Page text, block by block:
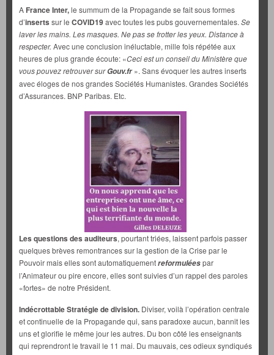
A France Inter,le summum de la Propagande se fait sous formes
d’inserts sur le COVID19avec toutes les pubs gouvernementales. Se
laver les mains. Les masques. Ne pas se frotter les yeux. Distance à
respecter. Avec une conclusion inéluctable, mille fois répétée aux
heures de plus grande écoute: «Ceci est un conseil du Ministère que
vous pouvez retrouver surGouv.fr». Sans évoquer les autres inserts
avec éloges de nos grandes Sociétés Humanistes. Grandes Sociétés
d’Assurances. BNP Paribas. Etc.
Les questions des auditeurs, pourtant triées, laissent parfois passer
quelques brèves remontrances sur la gestion de la Crise par le
Pouvoir mais elles sont automatiquementreformuléespar
l’Animateur ou pire encore, elles sont suivies d’un rappel des paroles
«fortes» de notre Président.
Indécrottable Stratégie de division. Diviser, voilà l’opération centrale
et continuelle de la Propagande qui, sans paradoxe aucun, bannit les
uns et glorifie le même jour les autres. Du bon côté les enseignants
qui reprendront le travail le 11 mai. Du mauvais, ces odieux syndiqués